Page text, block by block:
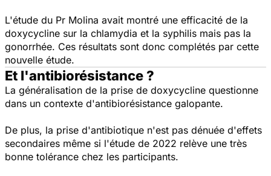
L'étude du Pr Molina avait montré une efficacité de la
doxycycline sur la chlamydia et la syphilis mais pas la
gonorrhée. Ces résultats sont donc complétés par cette
nouvelle étude.
Et l'antibiorésistance ?
La généralisation de la prise de doxycycline questionne
dans un contexte d'antibiorésistance galopante.
De plus, la prise d'antibiotique n'est pas dénuée d'effets
secondaires même si l'étude de 2022 relève une très
bonne tolérance chez les participants.